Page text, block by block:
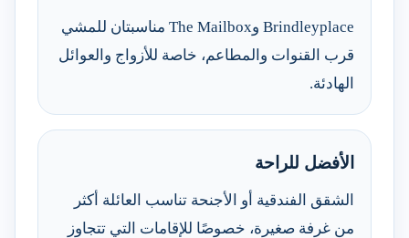
Brindleyplace وThe Mailbox مناسبتان للمشي
قرب القنوات والمطاعم، خاصة للأزواج والعوائل
الهادئة.
الأفضل للراحة
الشقق الفندقية أو الأجنحة تناسب العائلة أكثر
من غرفة صغيرة، خصوصًا للإقامات التي تتجاوز